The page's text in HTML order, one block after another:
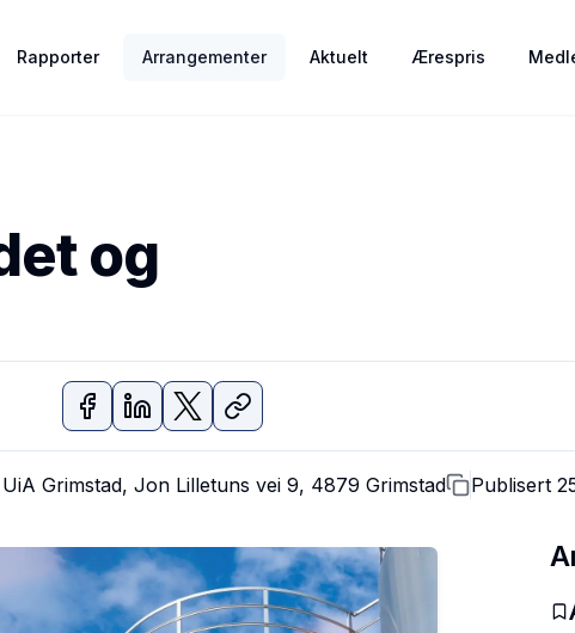
Rapporter Arrangementer Aktuelt Ærespris
og
Grimstad, Jon Lilletuns vei 9, 4879 Grimstad Publisert